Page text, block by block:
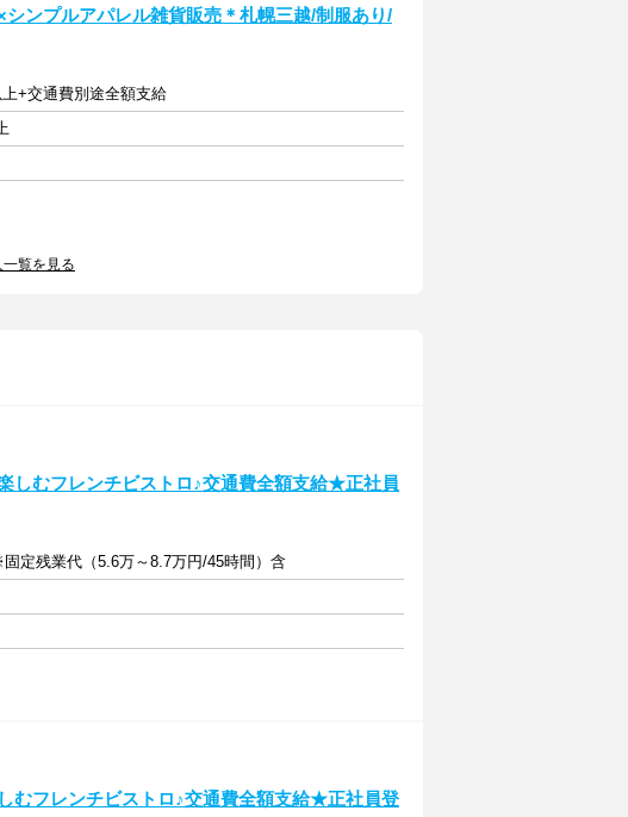
シンプルアパレル雑貨販売＊札幌三越/制服あり/
+交通費別途全額支給
覧を見る
しむフレンチビストロ♪交通費全額支給★正社員
定残業代（5.6万～8.7万円/45時間）含
むフレンチビストロ♪交通費全額支給★正社員登